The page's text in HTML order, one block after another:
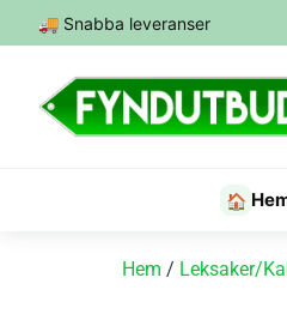
🚚 Snabba leveranser
🏠
Hem / Leksaker/